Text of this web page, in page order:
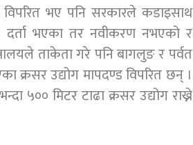
भए पनि सरकारले कडाइसाथ
भएका तर नवीकरण नभएको र
ताकेता गरे पनि बागलुङ र पर्वत
क्रसर उद्योग मापदण्ड विपरित छन् ।
५०० मिटर टाढा क्रसर उद्योग राख्ने